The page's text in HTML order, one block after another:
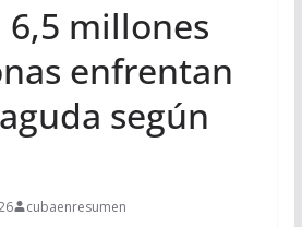
6,5 millones
enfrentan
según
cubaenresumen